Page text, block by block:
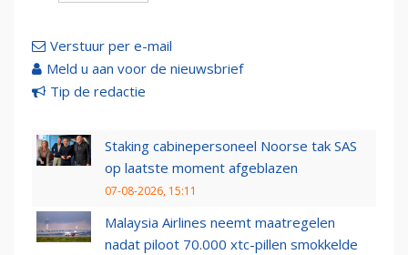
Verstuur per e-mail
Meld u aan voor de nieuwsbrief
Tip de redactie
Staking cabinepersoneel Noorse tak SAS
op laatste moment afgeblazen
07-08-2026, 15:11
Malaysia Airlines neemt maatregelen
nadat piloot 70.000 xtc-pillen smokkelde